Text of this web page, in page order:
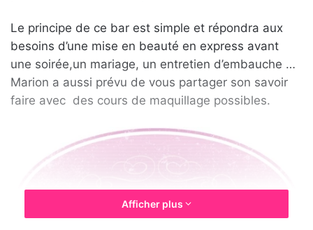
Le principe de ce bar est simple et répondra aux
besoins d’une mise en beauté en express avant
une soirée,un mariage, un entretien d’embauche …
Marion a aussi prévu de vous partager son savoir
faire avec des cours de maquillage possibles.
Afficher plus